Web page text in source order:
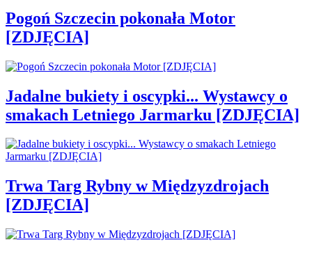
Pogoń Szczecin pokonała Motor
[ZDJĘCIA]
Jadalne bukiety i oscypki... Wystawcy o
smakach Letniego Jarmarku [ZDJĘCIA]
Trwa Targ Rybny w Międzyzdrojach
[ZDJĘCIA]